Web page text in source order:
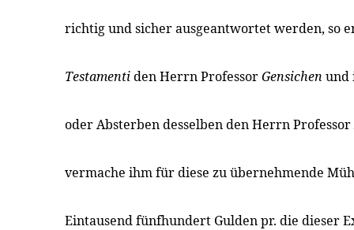
richtig und sicher ausgeantwortet werden, so
Testamentiden Herrn ProfessorGensichen und
oder Absterben desselben den Herrn Professor
vermache ihm für diese zu übernehmende
Eintausend fünfhundert Gulden pr. die dieser